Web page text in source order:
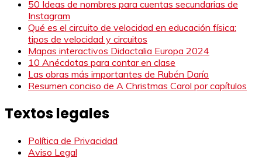
50 Ideas de nombres para cuentas secundarias de
Instagram
Qué es el circuito de velocidad en educación física:
tipos de velocidad y circuitos
Mapas interactivos Didactalia Europa 2024
10 Anécdotas para contar en clase
Las obras más importantes de Rubén Darío
Resumen conciso de A Christmas Carol por capítulos
Textos legales
Política de Privacidad
Aviso Legal